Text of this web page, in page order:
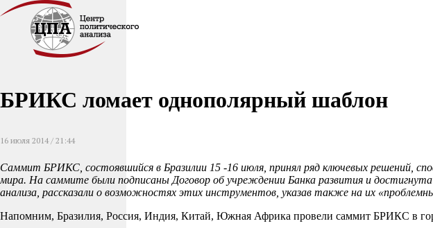
БРИКС ломает однополярный шаблон
16 июля 2014 / 21:44
Саммит БРИКС, состоявшийся в Бразилии 15 -16 июля, принял ряд ключевых решений,
мира. На саммите были подписаны Договор об учреждении Банка развития и
анализа, рассказали о возможностях этих инструментов, указав также на их
Напомним, Бразилия, Россия, Индия, Китай, Южная Африка провели саммит БРИКС в